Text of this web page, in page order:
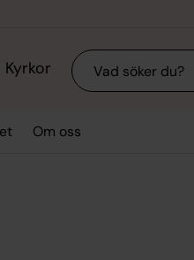
Kyrkor Sök
Om oss